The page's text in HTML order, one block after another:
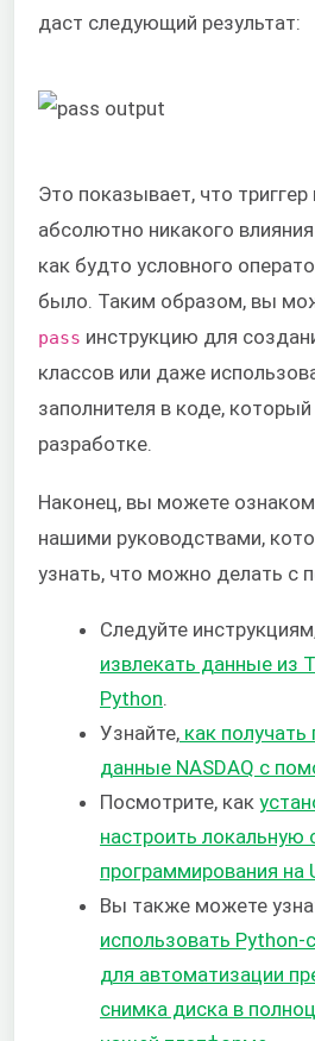
даст следующий результат:
Это показывает, что триггер
абсолютно никакого
как будто условного
было. Таким образом, вы
pass инструкцию для
классов или даже
заполнителя в коде,
разработке.
Наконец, вы можете
нашими руководствами,
узнать, что можно делать с
Следуйте
извлекать данные
Python.
Узнайте, как
данные NASDAQ с
Посмотрите, как
настроить локальную
программирования на
Вы также можете
использовать Python-
для автоматизации
снимка диска в